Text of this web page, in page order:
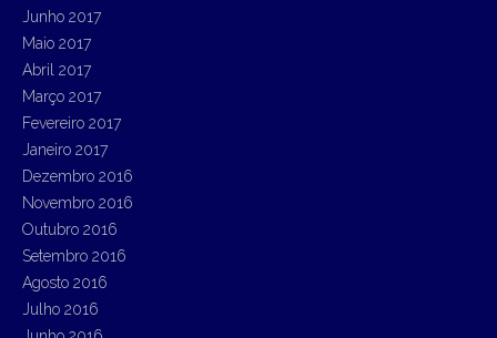
Junho 2017
Maio 2017
Abril 2017
Março 2017
Fevereiro 2017
Janeiro 2017
Dezembro 2016
Novembro 2016
Outubro 2016
Setembro 2016
Agosto 2016
Julho 2016